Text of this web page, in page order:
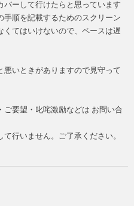
ーして行けたらと思っています
順を記載するためのスクリーン
てはいけないので、ペースは遅
いときがありますので見守って
要望・叱咤激励などは お問い合
行いません。ご了承ください。